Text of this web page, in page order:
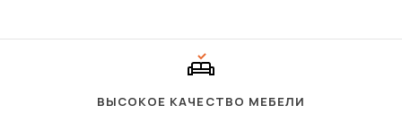
сиденье не
дугообразной
ВЫСОКОЕ КАЧЕСТВО МЕБЕЛИ